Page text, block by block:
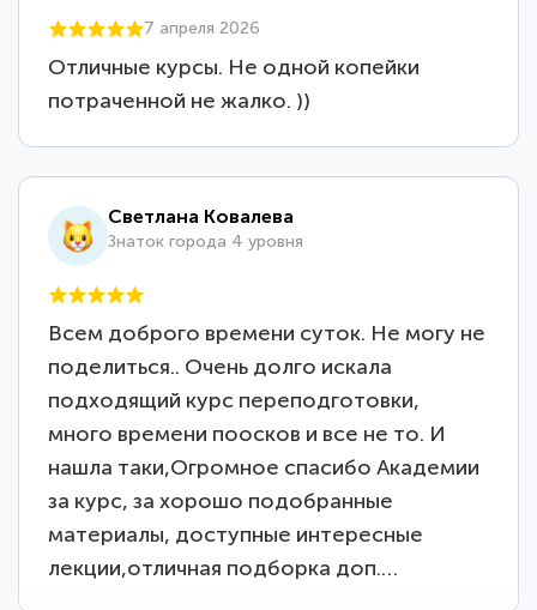
7 апреля 2026
Отличные курсы. Не одной копейки
потраченной не жалко. ))
Светлана Ковалева
Знаток города 4 уровня
Всем доброго времени суток. Не могу не
поделиться.. Очень долго искала
подходящий курс переподготовки,
много времени поосков и все не то. И
нашла таки,Огромное спасибо Академии
за курс, за хорошо подобранные
материалы, доступные интересные
лекции,отличная подборка доп.…